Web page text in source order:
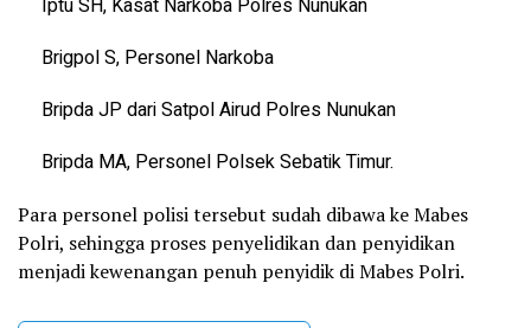
Iptu SH, Kasat Narkoba Polres Nunukan
Brigpol S, Personel Narkoba
Bripda JP dari Satpol Airud Polres Nunukan
Bripda MA, Personel Polsek Sebatik Timur.
Para personel polisi tersebut sudah dibawa ke Mabes
Polri, sehingga proses penyelidikan dan penyidikan
menjadi kewenangan penuh penyidik di Mabes Polri.